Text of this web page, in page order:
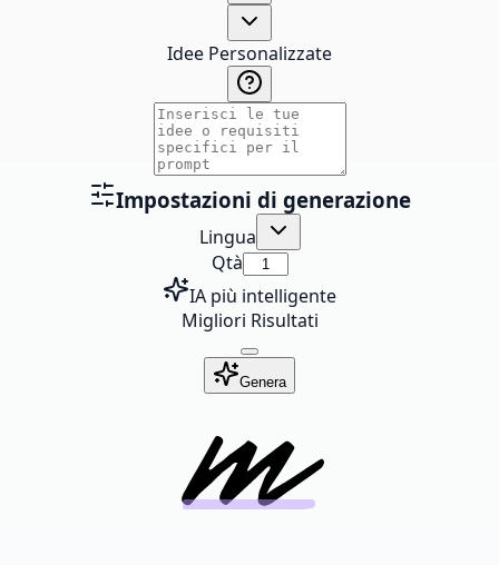
Idee Personalizzate
Impostazioni di generazione
Lingua
Qtà
IA più intelligente
Migliori Risultati
Genera